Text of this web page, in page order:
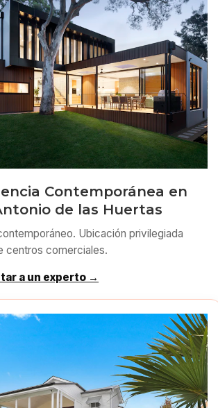
Contemporánea en
de las Huertas
Ubicación privilegiada
centros comerciales.
a un experto →